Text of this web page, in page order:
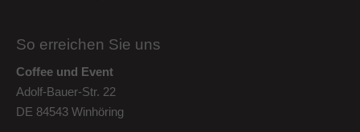
So erreichen Sie uns
Coffee und Event
Adolf-Bauer-Str. 22
DE 84543 Winhöring